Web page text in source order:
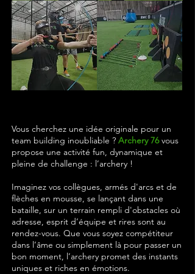
Vous cherchez une idée originale pour un
team building inoubliable ? Archery 76vous
propose une activité fun, dynamique et
pleine de challenge : l’archery !
Imaginez vos collègues, armés d'arcs et de
flèches en mousse, se lançant dans une
bataille, sur un terrain rempli d'obstacles où
adresse, esprit d’équipe et rires sont au
rendez-vous. Que vous soyez compétiteur
dans l’âme ou simplement là pour passer un
bon moment, l’archery promet des instants
uniques et riches en émotions.